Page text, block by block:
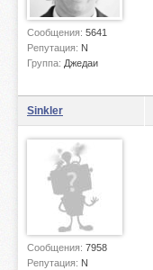
Сообщения: 5641
Репутация: N
Группа: Джедаи
Sinkler
Сообщения: 7958
Репутация: N